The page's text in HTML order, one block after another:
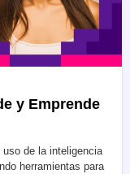
y Emprende
de la inteligencia
herramientas para